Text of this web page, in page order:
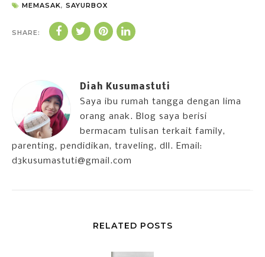
MEMASAK, SAYURBOX
SHARE:
Diah Kusumastuti
Saya ibu rumah tangga dengan lima
orang anak. Blog saya berisi
bermacam tulisan terkait family,
parenting, pendidikan, traveling, dll. Email:
d3kusumastuti@gmail.com
RELATED POSTS